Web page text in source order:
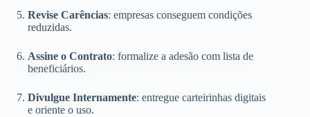
Revise Carências: empresas conseguem condições
reduzidas.
Assine o Contrato: formalize a adesão com lista de
beneficiários.
Divulgue Internamente: entregue carteirinhas digitais
e oriente o uso.